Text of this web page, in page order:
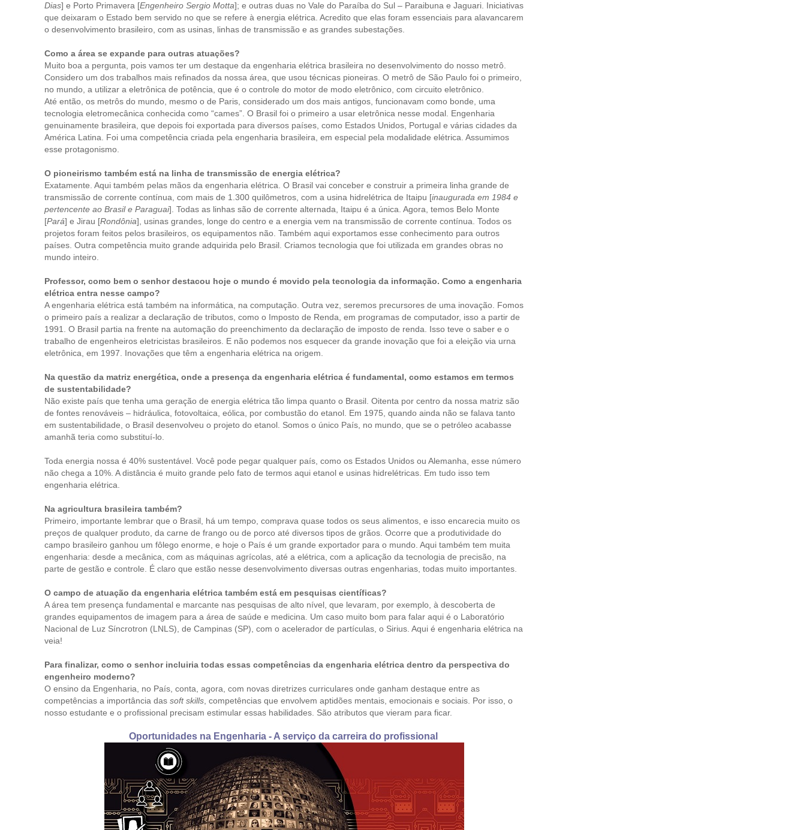
Dias] e Porto Primavera [Engenheiro Sergio Motta]; e outras duas no Vale do Paraíba do Sul – Paraibuna e Jaguari. Iniciativas
que deixaram o Estado bem servido no que se refere à energia elétrica. Acredito que elas foram essenciais para alavancarem
o desenvolvimento brasileiro, com as usinas, linhas de transmissão e as grandes subestações.
Como a área se expande para outras atuações?
Muito boa a pergunta, pois vamos ter um destaque da engenharia elétrica brasileira no desenvolvimento do nosso metrô.
Considero um dos trabalhos mais refinados da nossa área, que usou técnicas pioneiras. O metrô de São Paulo foi o primeiro,
no mundo, a utilizar a eletrônica de potência, que é o controle do motor de modo eletrônico, com circuito eletrônico.
Até então, os metrôs do mundo, mesmo o de Paris, considerado um dos mais antigos, funcionavam como bonde, uma
tecnologia eletromecânica conhecida como “cames”. O Brasil foi o primeiro a usar eletrônica nesse modal. Engenharia
genuinamente brasileira, que depois foi exportada para diversos países, como Estados Unidos, Portugal e várias cidades da
América Latina. Foi uma competência criada pela engenharia brasileira, em especial pela modalidade elétrica. Assumimos
esse protagonismo.
O pioneirismo também está na linha de transmissão de energia elétrica?
Exatamente. Aqui também pelas mãos da engenharia elétrica. O Brasil vai conceber e construir a primeira linha grande de
transmissão de corrente contínua, com mais de 1.300 quilômetros, com a usina hidrelétrica de Itaipu [inaugurada em 1984 e
pertencente ao Brasil e Paraguai]. Todas as linhas são de corrente alternada, Itaipu é a única. Agora, temos Belo Monte
[Pará] e Jirau [Rondônia], usinas grandes, longe do centro e a energia vem na transmissão de corrente contínua. Todos os
projetos foram feitos pelos brasileiros, os equipamentos não. Também aqui exportamos esse conhecimento para outros
países. Outra competência muito grande adquirida pelo Brasil. Criamos tecnologia que foi utilizada em grandes obras no
mundo inteiro.
Professor, como bem o senhor destacou hoje o mundo é movido pela tecnologia da informação. Como a engenharia
elétrica entra nesse campo?
A engenharia elétrica está também na informática, na computação. Outra vez, seremos precursores de uma inovação. Fomos
o primeiro país a realizar a declaração de tributos, como o Imposto de Renda, em programas de computador, isso a partir de
1991. O Brasil partia na frente na automação do preenchimento da declaração de imposto de renda. Isso teve o saber e o
trabalho de engenheiros eletricistas brasileiros. E não podemos nos esquecer da grande inovação que foi a eleição via urna
eletrônica, em 1997. Inovações que têm a engenharia elétrica na origem.
Na questão da matriz energética, onde a presença da engenharia elétrica é fundamental, como estamos em termos
de sustentabilidade?
Não existe país que tenha uma geração de energia elétrica tão limpa quanto o Brasil. Oitenta por centro da nossa matriz são
de fontes renováveis – hidráulica, fotovoltaica, eólica, por combustão do etanol. Em 1975, quando ainda não se falava tanto
em sustentabilidade, o Brasil desenvolveu o projeto do etanol. Somos o único País, no mundo, que se o petróleo acabasse
amanhã teria como substituí-lo.
Toda energia nossa é 40% sustentável. Você pode pegar qualquer país, como os Estados Unidos ou Alemanha, esse número
não chega a 10%. A distância é muito grande pelo fato de termos aqui etanol e usinas hidrelétricas. Em tudo isso tem
engenharia elétrica.
Na agricultura brasileira também?
Primeiro, importante lembrar que o Brasil, há um tempo, comprava quase todos os seus alimentos, e isso encarecia muito os
preços de qualquer produto, da carne de frango ou de porco até diversos tipos de grãos. Ocorre que a produtividade do
campo brasileiro ganhou um fôlego enorme, e hoje o País é um grande exportador para o mundo. Aqui também tem muita
engenharia: desde a mecânica, com as máquinas agrícolas, até a elétrica, com a aplicação da tecnologia de precisão, na
parte de gestão e controle. É claro que estão nesse desenvolvimento diversas outras engenharias, todas muito importantes.
O campo de atuação da engenharia elétrica também está em pesquisas científicas?
A área tem presença fundamental e marcante nas pesquisas de alto nível, que levaram, por exemplo, à descoberta de
grandes equipamentos de imagem para a área de saúde e medicina. Um caso muito bom para falar aqui é o Laboratório
Nacional de Luz Síncrotron (LNLS), de Campinas (SP), com o acelerador de partículas, o Sirius. Aqui é engenharia elétrica na
veia!
Para finalizar, como o senhor incluiria todas essas competências da engenharia elétrica dentro da perspectiva do
engenheiro moderno?
O ensino da Engenharia, no País, conta, agora, com novas diretrizes curriculares onde ganham destaque entre as
competências a importância das soft skills , competências que envolvem aptidões mentais, emocionais e sociais. Por isso, o
nosso estudante e o profissional precisam estimular essas habilidades. São atributos que vieram para ficar.
Oportunidades na Engenharia - A serviço da carreira do profissional